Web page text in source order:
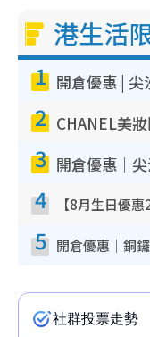
港生活
1
2
3
4
5